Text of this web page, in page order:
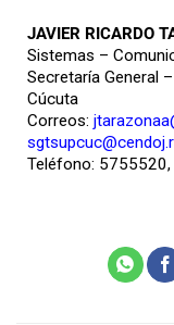
JAVIER RICARDO
Sistemas –
Secretaría General
Cúcuta
Correos:
Teléfono: